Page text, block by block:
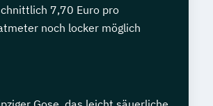
7,70 Euro pro
noch locker möglich